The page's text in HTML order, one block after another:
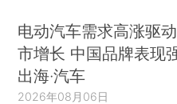
电动汽车需求高涨驱
市增长 中国品牌表现
出海·汽车
2026年08月06日